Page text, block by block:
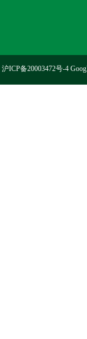
沪ICP备20003472号-4